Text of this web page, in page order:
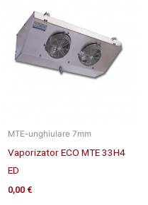
MTE-unghiulare 7mm
Vaporizator ECO MTE 33H4
ED
0,00 €